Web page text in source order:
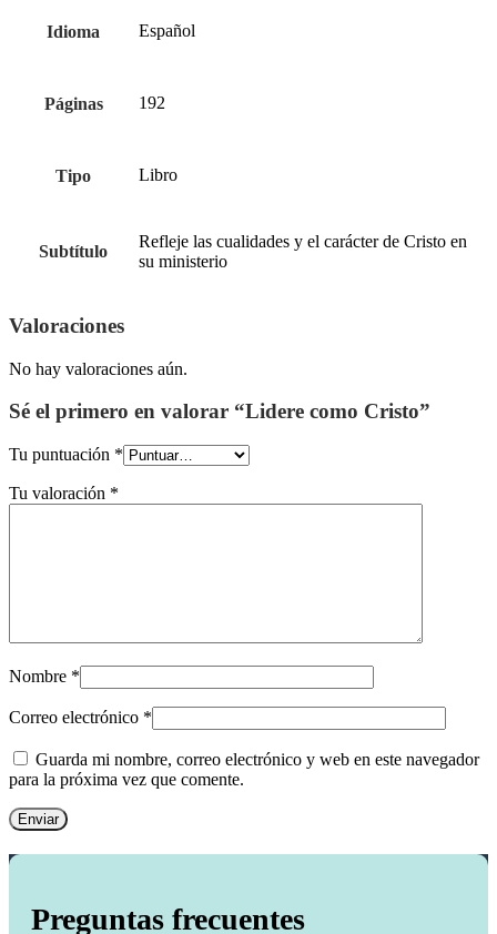
Idioma Español
Páginas 192
Tipo Libro
Subtítulo
Refleje las cualidades y el carácter de Cristo en
su ministerio
Valoraciones
No hay valoraciones aún.
Sé el primero en valorar “Lidere como Cristo”
Tu puntuación *
Tu valoración *
Nombre *
Correo electrónico *
Guarda mi nombre, correo electrónico y web en este navegador
para la próxima vez que comente.
Preguntas frecuentes